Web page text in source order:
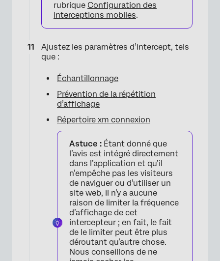
×
rubrique Configuration des
interceptions mobiles.
Ajustez les paramètres d’intercept, tels
que :
Échantillonnage
Prévention de la répétition
d’affichage
Répertoire xm connexion
Astuce : Étant donné que
l’avis est intégré directement
dans l’application et qu’il
n’empêche pas les visiteurs
de naviguer ou d’utiliser un
site web, il n’y a aucune
raison de limiter la fréquence
d’affichage de cet
intercepteur ; en fait, le fait
de le limiter peut être plus
déroutant qu’autre chose.
Nous conseillons de ne